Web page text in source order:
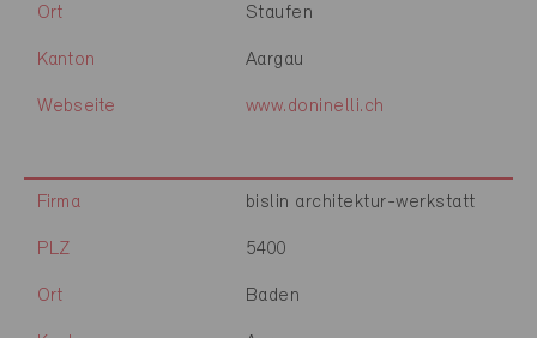
Ort Staufen
Kanton Aargau
Webseite www.doninelli.ch
Firma bislin architektur-werkstatt
PLZ 5400
Ort Baden